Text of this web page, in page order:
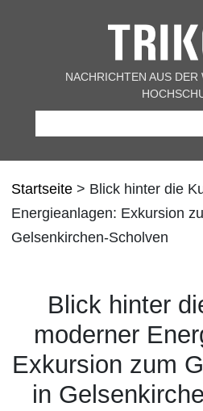
NACHRICHTEN AUS DER
Startseite > Blick hinter die
Energieanlagen: Exkursion
Gelsenkirchen-Scholven
Blick hinter
moderner
Exkursion zum
in